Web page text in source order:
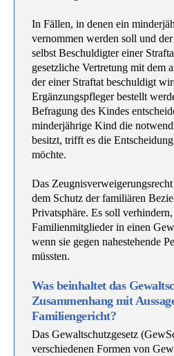
In Fällen, in denen ein
vernommen werden soll und
selbst Beschuldigter einer
gesetzliche Vertretung mit dem
der einer Straftat beschuldigt
Ergänzungspfleger bestellt
Befragung des Kindes
minderjährige Kind die
besitzt, trifft es die Entscheidung
möchte.
Das
dem Schutz der familiären
Privatsphäre. Es soll verhindern,
Familienmitglieder in einen
wenn sie gegen nahestehende
müssten.
Was beinhaltet das
Zusammenhang mit
Familiengericht?
Das Gewaltschutzgesetz
verschiedenen Formen von